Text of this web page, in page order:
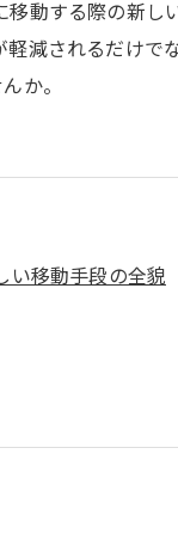
動する際の新し
減されるだけで
か。
い移動手段の全貌